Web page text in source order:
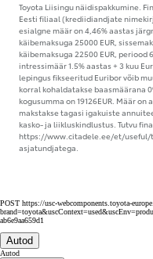
Toyota Liisingu näidispakkumine.
Eesti filiaal (krediidiandjate
esialgne määr on 4,46% aastas
käibemaksuga 25000 EUR,
käibemaksuga 22500 EUR,
intressimäär 1.5% aastas + 3 kuu
lepingus fikseeritud Euribor võib
korral kohaldatakse baasmäärana
kogusumma on 19126EUR. Määr
makstakse tagasi igakuiste
kasko- ja liikluskindlustus. Tutvu
https://www.citadele.ee/et/useful/
asjatundjatega.
POST https://usc-webcomponents.toyota-
ab6e9aa659d1
Autod
Autod